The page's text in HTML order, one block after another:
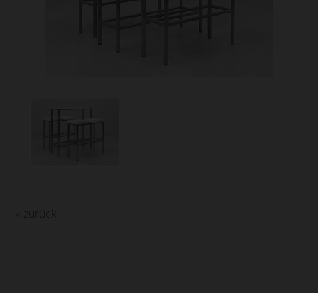
« zurück